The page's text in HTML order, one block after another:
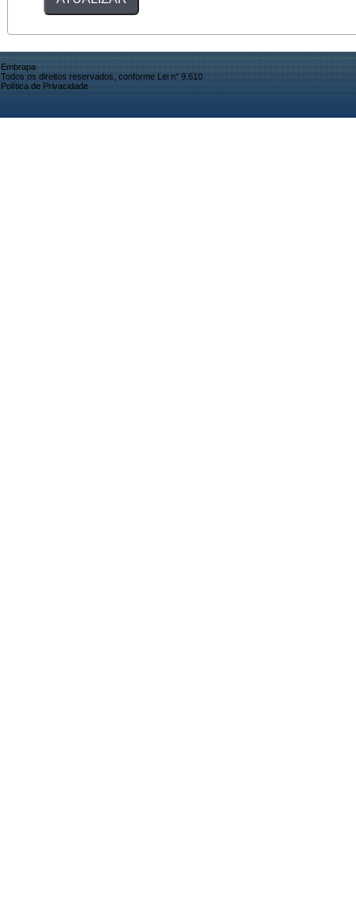
Embrapa
Todos os direitos reservados, conforme Lei n° 9.610
Política de Privacidade